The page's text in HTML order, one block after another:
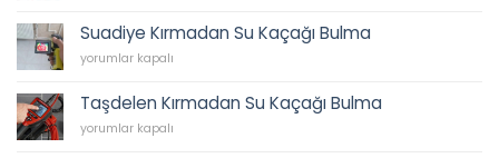
Tesisat,
Tesisatçı,
Acil
0538
202
62
Kaçağı
Bulma
Suadiye Kırmadan Su Kaçağı Bulma
Suadiye
Kaçağı
Bulma
yorumlar kapalı
Taşdelen Kırmadan Su Kaçağı Bulma
Taşdelen
yorumlar kapalı